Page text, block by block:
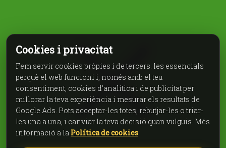
Cookies i privacitat
Fem servir cookies pròpies i de tercers: les essencials
perquè el web funcioni i, només amb el teu
consentiment, cookies d'analítica i de publicitat per
millorar la teva experiència i mesurar els resultats de
Google Ads. Pots acceptar-les totes, rebutjar-les o triar-
les una a una, i canviar la teva decisió quan vulguis. Més
informació a la Política de cookies.